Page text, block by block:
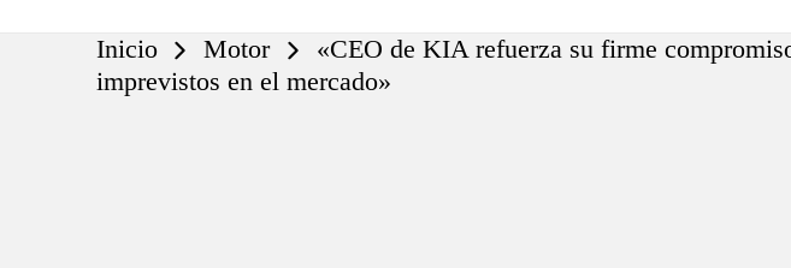
Inicio Motor
«CEO de KIA refuerza su firme
imprevistos en el mercado»